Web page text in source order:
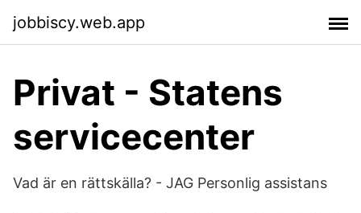
jobbiscy.web.app
Privat - Statens
servicecenter
Vad är en rättskälla? - JAG Personlig assistans